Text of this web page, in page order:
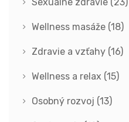
Sexuálne zdravie (23)
Wellness masáže (18)
Zdravie a vzťahy (16)
Wellness a relax (15)
Osobný rozvoj (13)